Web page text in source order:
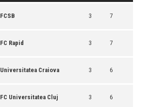
FCSB 3 7
FC Rapid 3 7
Universitatea Craiova 3 6
FC Universitatea Cluj 3 6